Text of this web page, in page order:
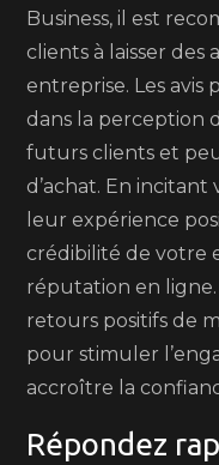
Business, il est
clients à laisser des
entreprise. Les avis
dans la perception
futurs clients et
d’achat. En incitant
leur expérience
crédibilité de votre
réputation en ligne.
retours positifs de
pour stimuler
accroître la
Répondez